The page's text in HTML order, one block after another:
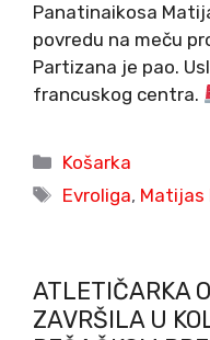
Panatinaikosa
povredu na meču
Partizana je pao.
francuskog centra.
Categories
Košarka
Tags
Evroliga, Matijas
ATLETIČARKA
ZAVRŠILA U